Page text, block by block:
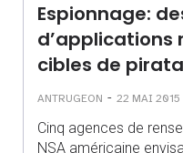
Espionnage:
d’applications
cibles de
ANTRUGEON - 22 MAI 2015
Cinq agences de
NSA américaine